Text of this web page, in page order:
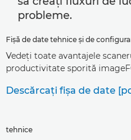
probleme.
Fişă de date tehnice şi de
Vedeţi toate avantajele
productivitate sporită
Descărcaţi fişa de date
tehnice